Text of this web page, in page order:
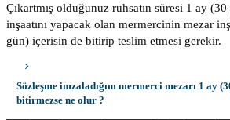
Çıkartmış olduğunuz ruhsatın süresi 1 ay
inşaatını yapacak olan mermercinin mezar
gün) içerisin de bitirip teslim etmesi gerekir.
Sözleşme imzaladığım mermerci mezarı 1 ay
bitirmezse ne olur ?